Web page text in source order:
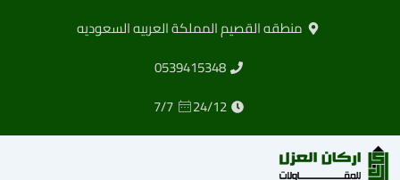
منطقه القصيم المملكة العربيه السعوديه
0539415348
24/12
7/7